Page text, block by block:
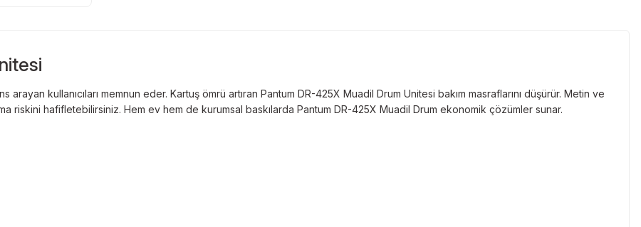
kullanıcıları memnun eder. Kartuş ömrü artıran Pantum DR-425X Muadil Drum Unitesi bakım masraflarını düşürür. Metin ve
riskini hafifletebilirsiniz. Hem ev hem de kurumsal baskılarda Pantum DR-425X Muadil Drum ekonomik çözümler sunar.